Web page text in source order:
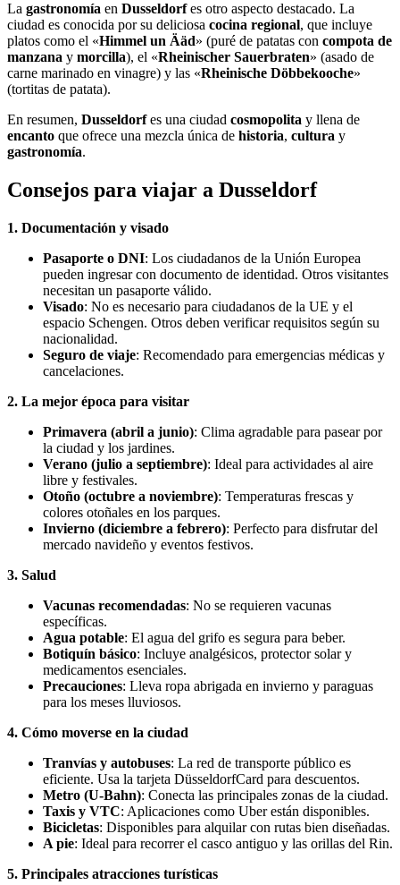
La gastronomía en Dusseldorfes otro aspecto destacado. La
ciudad es conocida por su deliciosa cocina regional, que incluye
platos como el «Himmel un Ääd» (puré de patatas con compota de
manzana y morcilla), el «Rheinischer Sauerbraten» (asado de
carne marinado en vinagre) y las «Rheinische Döbbekooche»
(tortitas de patata).
En resumen, Dusseldorfes una ciudad cosmopolita y llena de
encanto que ofrece una mezcla única de historia, cultura y
gastronomía.
Consejos para viajar a Dusseldorf
1. Documentación y visado
Pasaporte o DNI: Los ciudadanos de la Unión Europea
pueden ingresar con documento de identidad. Otros visitantes
necesitan un pasaporte válido.
Visado: No es necesario para ciudadanos de la UE y el
espacio Schengen. Otros deben verificar requisitos según su
nacionalidad.
Seguro de viaje: Recomendado para emergencias médicas y
cancelaciones.
2. La mejor época para visitar
Primavera (abril a junio): Clima agradable para pasear por
la ciudad y los jardines.
Verano (julio a septiembre): Ideal para actividades al aire
libre y festivales.
Otoño (octubre a noviembre): Temperaturas frescas y
colores otoñales en los parques.
Invierno (diciembre a febrero): Perfecto para disfrutar del
mercado navideño y eventos festivos.
3. Salud
Vacunas recomendadas: No se requieren vacunas
específicas.
Agua potable: El agua del grifo es segura para beber.
Botiquín básico: Incluye analgésicos, protector solar y
medicamentos esenciales.
Precauciones: Lleva ropa abrigada en invierno y paraguas
para los meses lluviosos.
4. Cómo moverse en la ciudad
Tranvías y autobuses: La red de transporte público es
eficiente. Usa la tarjeta DüsseldorfCard para descuentos.
Metro (U-Bahn): Conecta las principales zonas de la ciudad.
Taxis y VTC: Aplicaciones como Uber están disponibles.
Bicicletas: Disponibles para alquilar con rutas bien diseñadas.
A pie: Ideal para recorrer el casco antiguo y las orillas del Rin.
5. Principales atracciones turísticas